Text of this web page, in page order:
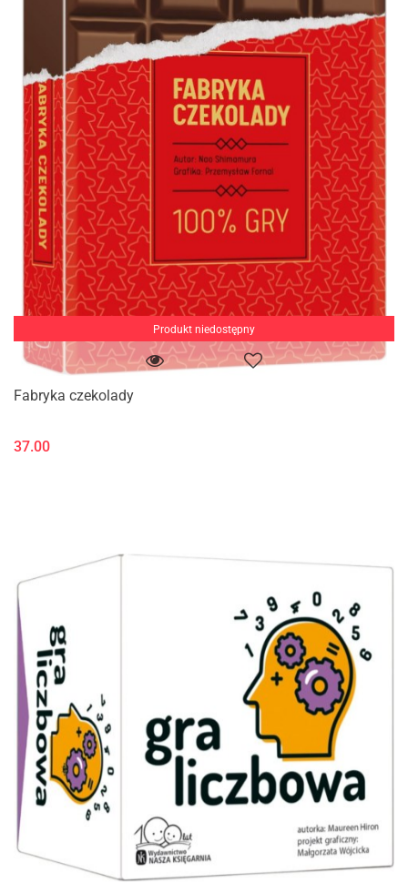
Produkt niedostępny
Fabryka czekolady
37.00